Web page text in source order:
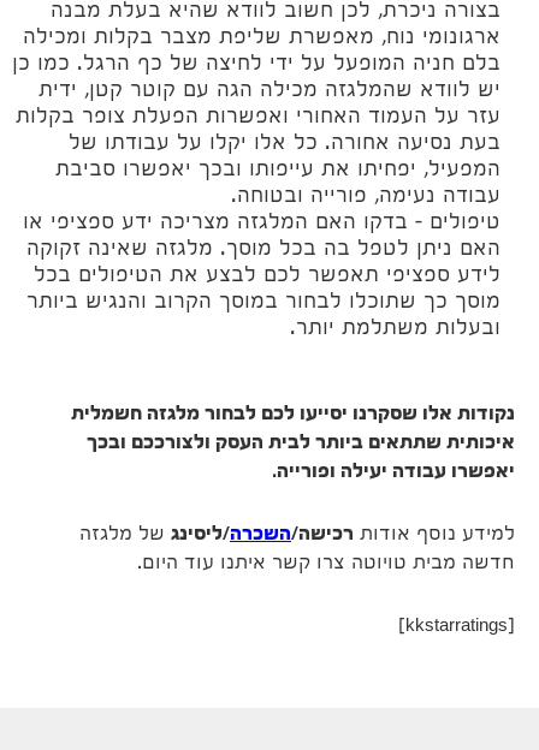
בצורה ניכרת, לכן חשוב לוודא שהיא בעלת מבנה
ארגונומי נוח, מאפשרת שליפת מצבר בקלות ומכילה
בלם חניה המופעל על ידי לחיצה של כף הרגל. כמו כן
יש לוודא שהמלגזה מכילה הגה עם קוטר קטן, ידית
עזר על העמוד האחורי ואפשרות הפעלת צופר בקלות
בעת נסיעה אחורה. כל אלו יקלו על עבודתו של
המפעיל, יפחיתו את עייפותו ובכך יאפשרו סביבת
עבודה נעימה, פורייה ובטוחה.
טיפולים – בדקו האם המלגזה מצריכה ידע ספציפי או
האם ניתן לטפל בה בכל מוסך. מלגזה שאינה זקוקה
לידע ספציפי תאפשר לכם לבצע את הטיפולים בכל
מוסך כך שתוכלו לבחור במוסך הקרוב והנגיש ביותר
ובעלות משתלמת יותר.
נקודות אלו שסקרנו יסייעו לכם לבחור מלגזה חשמלית
איכותית שתתאים ביותר לבית העסק ולצורככם ובכך
יאפשרו עבודה יעילה ופורייה.
למידע נוסף אודות רכישה/השכרה/ליסינג של מלגזה
חדשה מבית טויוטה צרו קשר איתנו עוד היום.
[kkstarratings]